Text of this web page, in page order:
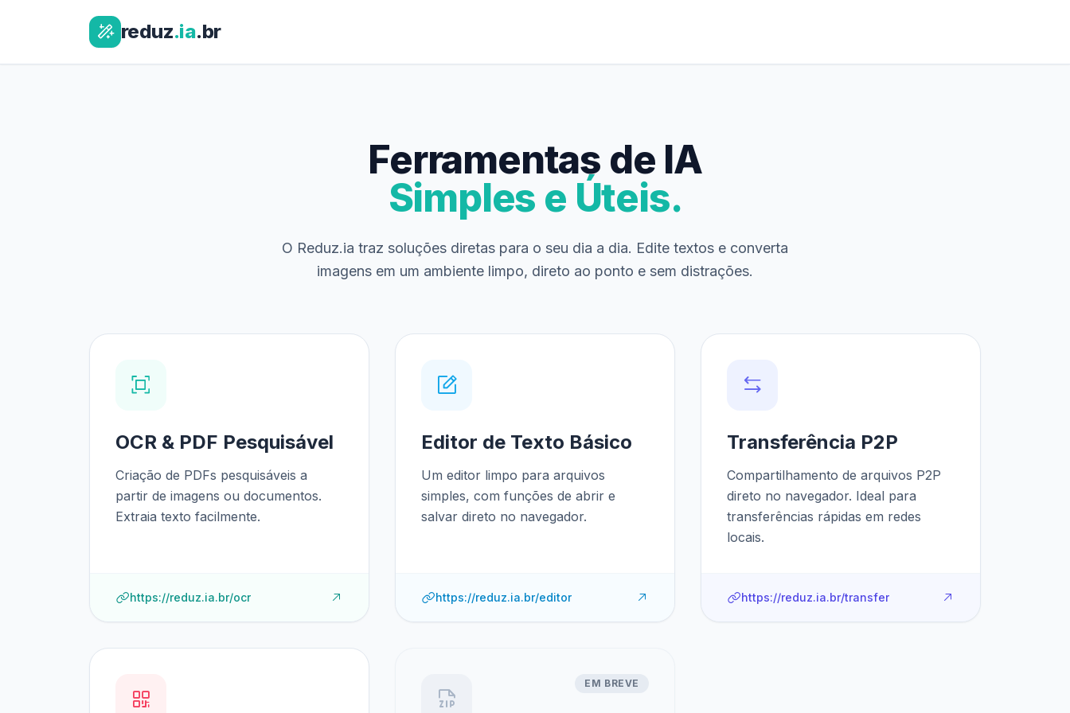
reduz.ia.br
Ferramentas de IA
Simples e Úteis.
O Reduz.ia traz soluções diretas para o seu dia a dia. Edite textos e converta
imagens em um ambiente limpo, direto ao ponto e sem distrações.
OCR & PDF Pesquisável
Criação de PDFs pesquisáveis a
partir de imagens ou documentos.
Extraia texto facilmente.
https://reduz.ia.br/ocr
Editor de Texto Básico
Um editor limpo para arquivos
simples, com funções de abrir e
salvar direto no navegador.
https://reduz.ia.br/editor
Transferência P2P
Compartilhamento de arquivos P2P
direto no navegador. Ideal para
transferências rápidas em redes
locais.
https://reduz.ia.br/transfer
EM BREVE